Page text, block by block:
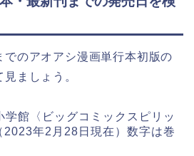
でのアオアシ漫画単行本初版の
ましょう。
学館〈ビッグコミックスピリッ
2023年2月28日現在）数字は巻